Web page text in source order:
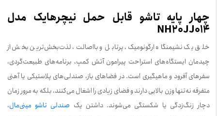
چهار پایه تاشو قابل حمل نیچرهایک مدل
NH20JJ014
خلق یک نشیمنگاه ارگونومیک، پرتابل و بااصالت، لذت‌بخش‌ترین بخش از
چیدمان ایستگاه‌های استراحت پیرامون آتش کمپ، برنامه‌های طبیعت‌گردی،
سفر‌های آفرود و ماهیگیری است. در فضاهای باز، صندلی‌های پلاستیکی یا آهنی
متفرقه نه‌تنها وزن بالایی دارند و فضای زیادی را اشغال می‌کنند، بلکه به مرور زمان
دچار زنگ‌زدگی یا شکستگی می‌شوند. داشتن یک صندلی تاشو مینی‌مال،